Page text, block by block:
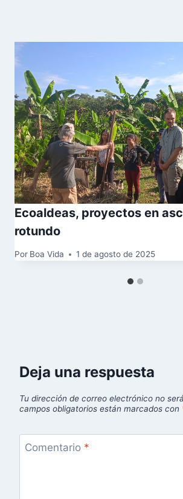
Ecoaldeas, proyectos en
rotundo
Por Boa Vida 1 de agosto de 2025
Deja una respuesta
Tu dirección de correo electrónico no
campos obligatorios están marcados con
Comentario *